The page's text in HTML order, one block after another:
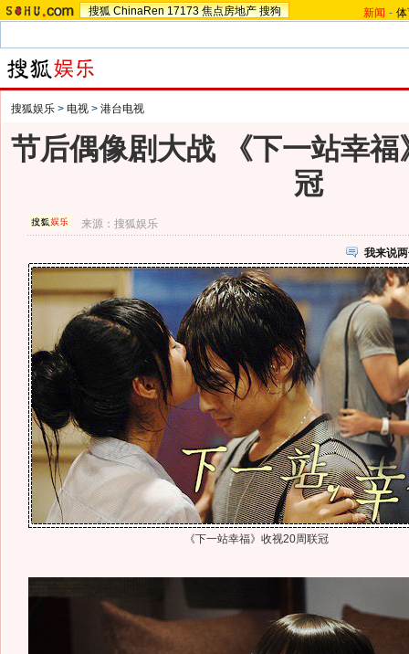
搜狐 ChinaRen 17173 焦点房地产 搜狗 新闻 -
搜狐娱乐 > 电视 > 港台电视
节后偶像剧大战 《下一站幸
冠
来源：搜狐娱乐
我来说
《下一站幸福》收视20周联冠